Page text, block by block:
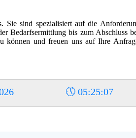
sind spezialisiert auf die
Bedarfsermittlung bis zum Abschluss
können und freuen uns auf Ihre
🕔05:25:08